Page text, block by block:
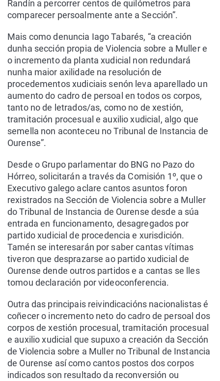
Randín a percorrer centos de quilómetros para
comparecer persoalmente ante a Sección”.
Mais como denuncia Iago Tabarés, “a creación
dunha sección propia de Violencia sobre a Muller e
o incremento da planta xudicial non redundará
nunha maior axilidade na resolución de
procedementos xudiciais senón leva aparellado un
aumento do cadro de persoal en todos os corpos,
tanto no de letrados/as, como no de xestión,
tramitación procesual e auxilio xudicial, algo que
semella non aconteceu no Tribunal de Instancia de
Ourense”.
Desde o Grupo parlamentar do BNG no Pazo do
Hórreo, solicitarán a través da Comisión 1º, que o
Executivo galego aclare cantos asuntos foron
rexistrados na Sección de Violencia sobre a Muller
do Tribunal de Instancia de Ourense desde a súa
entrada en funcionamento, desagregados por
partido xudicial de procedencia e xurisdición.
Tamén se interesarán por saber cantas vítimas
tiveron que desprazarse ao partido xudicial de
Ourense dende outros partidos e a cantas se lles
tomou declaración por videoconferencia.
Outra das principais reivindicacións nacionalistas é
coñecer o incremento neto do cadro de persoal dos
corpos de xestión procesual, tramitación procesual
e auxilio xudicial que supuxo a creación da Sección
de Violencia sobre a Muller no Tribunal de Instancia
de Ourense así como cantos postos dos corpos
indicados son resultado da reconversión ou